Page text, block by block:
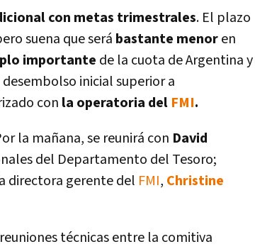
con metas trimestrales. El plazo
suena que será bastante menoren
importante de la cuota de Argentina y
desembolso inicial superior a
con la operatoria del FMI.
la mañana, se reunirá con David
del Departamento del Tesoro;
directora gerente del FMI, Christine
técnicas entre la comitiva